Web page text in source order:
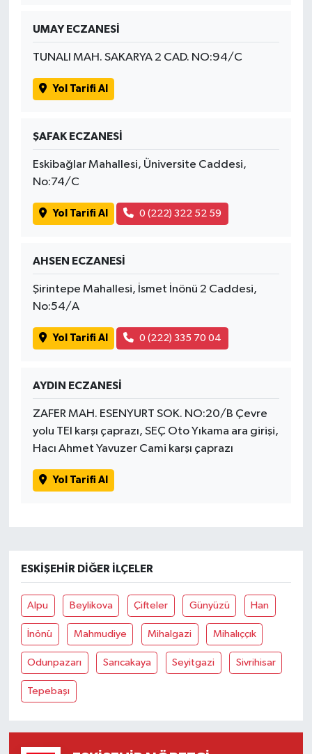
UMAY ECZANESİ
TUNALI MAH. SAKARYA 2 CAD. NO:94/C
Yol Tarifi Al
ŞAFAK ECZANESİ
Eskibağlar Mahallesi, Üniversite Caddesi,
No:74/C
Yol Tarifi Al 0 (222) 322 52 59
AHSEN ECZANESİ
Şirintepe Mahallesi, İsmet İnönü 2 Caddesi,
No:54/A
Yol Tarifi Al 0 (222) 335 70 04
AYDIN ECZANESİ
ZAFER MAH. ESENYURT SOK. NO:20/B Çevre
yolu TEI karşı çaprazı, SEÇ Oto Yıkama ara girişi,
Hacı Ahmet Yavuzer Cami karşı çaprazı
Yol Tarifi Al
ESKIŞEHIR DIĞER İLÇELER
Alpu Beylikova Çifteler Günyüzü Han
İnönü Mahmudiye Mihalgazi Mihalıççık
Odunpazarı Sarıcakaya Seyitgazi Sivrihisar
Tepebaşı